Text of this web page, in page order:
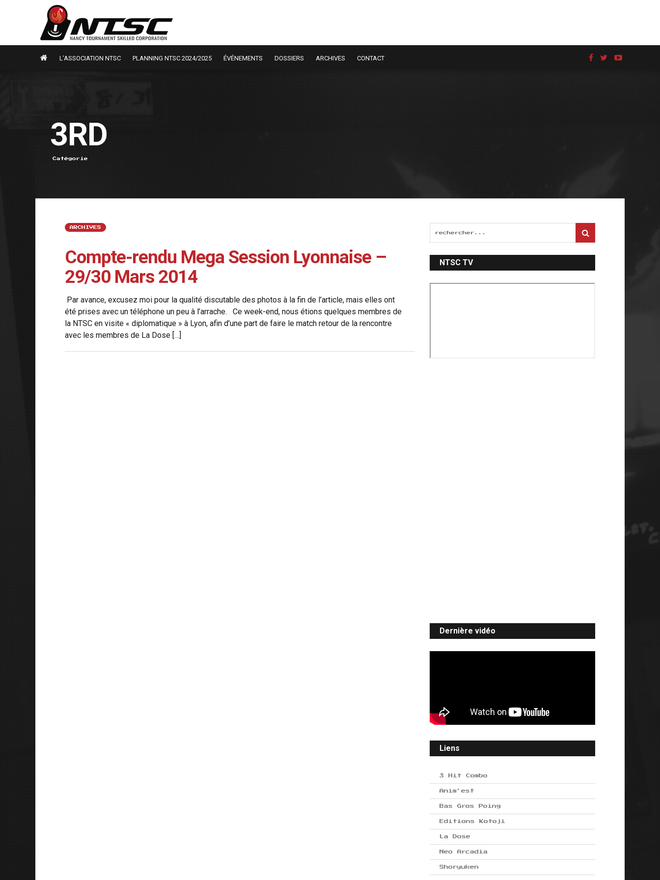
L’ASSOCIATION NTSC PLANNING NTSC 2024/2025 ÉVÉNEMENTS DOSSIERS ARCHIVES CONTACT
3RD
Catégorie
ARCHIVES
Compte-rendu Mega Session Lyonnaise –
29/30 Mars 2014
Par avance, excusez moi pour la qualité discutable des photos à la fin de l’article, mais elles ont
été prises avec un téléphone un peu à l’arrache. Ce week-end, nous étions quelques membres de
la NTSC en visite « diplomatique » à Lyon, afin d’une part de faire le match retour de la rencontre
avec les membres de La Dose […]
NTSC TV
Dernière vidéo
Liens
3 Hit Combo
Anim'est
Bas Gros Poing
Editions Kotoji
La Dose
Neo Arcadia
Shoryuken